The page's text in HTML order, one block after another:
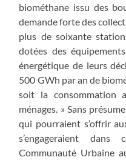
biométhane issu des
demande forte des
plus de soixante
dotées des
énergétique de leurs
500 GWh par an de
soit la consommation
ménages. » Sans
qui pourraient s’offrir
s’engageraient
Communauté Urbaine